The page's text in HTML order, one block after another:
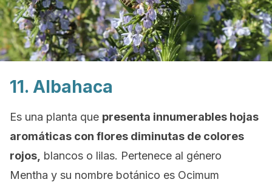
11. Albahaca
Es una planta que presenta innumerables hojas
aromáticas con flores diminutas de colores
rojos, blancos o lilas. Pertenece al género
Mentha y su nombre botánico es Ocimum